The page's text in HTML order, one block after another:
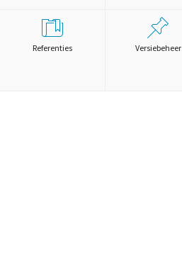
Referenties Versiebeheer